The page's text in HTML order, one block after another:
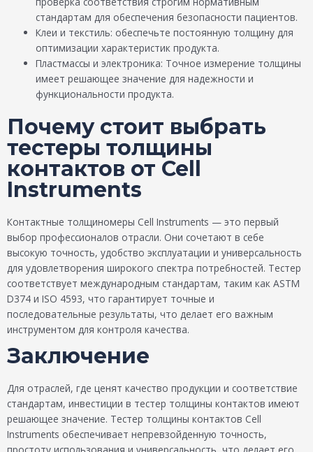
стандартам для обеспечения безопасности пациентов.
Клеи и текстиль: обеспечьте постоянную толщину для
оптимизации характеристик продукта.
Пластмассы и электроника: Точное измерение толщины
имеет решающее значение для надежности и
функциональности продукта.
Почему стоит выбрать
тестеры толщины
контактов от Cell
Instruments
Контактные толщиномеры Cell Instruments — это первый
выбор профессионалов отрасли. Они сочетают в себе
высокую точность, удобство эксплуатации и универсальность
для удовлетворения широкого спектра потребностей. Тестер
соответствует международным стандартам, таким как ASTM
D374 и ISO 4593, что гарантирует точные и
последовательные результаты, что делает его важным
инструментом для контроля качества.
Заключение
Для отраслей, где ценят качество продукции и соответствие
стандартам, инвестиции в тестер толщины контактов имеют
решающее значение. Тестер толщины контактов Cell
Instruments обеспечивает непревзойденную точность,